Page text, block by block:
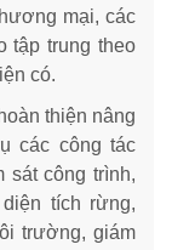
mại, các
tập trung theo
có.
thiện nâng
các công tác
sát công trình,
tích rừng,
trường, giám